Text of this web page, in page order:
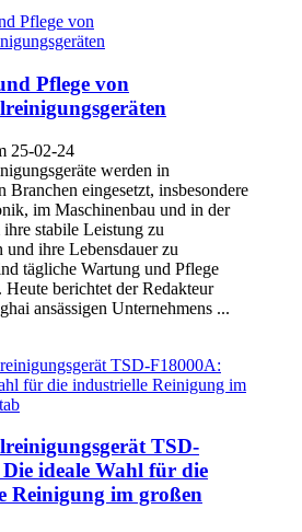
Pflege von
25-02-24
werden in
Branchen eingesetzt, insbesondere
im Maschinenbau und in der
stabile Leistung zu
und ihre Lebensdauer zu
tägliche Wartung und Pflege
Heute berichtet der Redakteur
ansässigen Unternehmens ...
TSD-
ideale Wahl für die
Reinigung im großen